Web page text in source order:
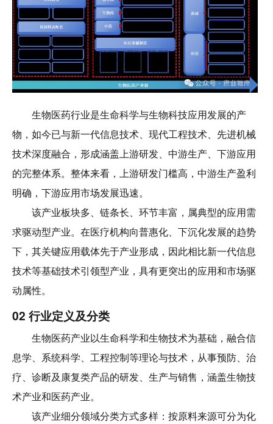
生物医药行业是生命科学与生物科技应用发展的产
物，如今已与新一代信息技术、现代工程技术、先进机械
技术深度融合，形成涵盖上游研发、中游生产、下游应用
的完整体系。整体来看，上游研发门槛高，中游生产盈利
明确，下游应用市场发展迅速。
该产业板块多、链条长、环节丰富，属典型的应用需
求驱动型产业。在医疗机构向普惠化、下沉化发展的趋势
下，其关键应用载体先于产业形成，因此相比新一代信息
技术等基础技术引领型产业，具有更突出的应用和市场驱
动属性。
02 行业定义及分类
生物医药产业以生命科学和生物技术为基础，融合信
息学、系统科学、工程控制等理论与技术，从事预防、治
疗、诊断及康复类产品的研发、生产与销售，涵盖生物技
术产业和医药产业。
该产业细分领域分类方式多样：按原料来源可分为化